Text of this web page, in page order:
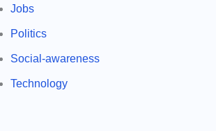
Jobs
Politics
Social-awareness
Technology